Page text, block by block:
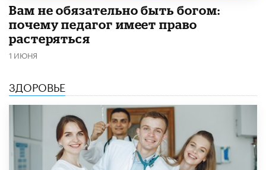
​Вам не обязательно быть богом:
почему педагог имеет право
растеряться
1 ИЮНЯ
ЗДОРОВЬЕ